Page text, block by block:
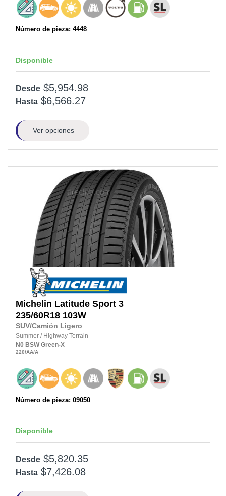
Número de pieza: 4448
Disponible
Desde $5,954.98
Hasta $6,566.27
Ver opciones
Michelin Latitude Sport 3
235/60R18 103W
SUV/Camión Ligero
Summer / Highway Terrain
N0 BSW Green-X
220/AA/A
Número de pieza: 09050
Disponible
Desde $5,820.35
Hasta $7,426.08